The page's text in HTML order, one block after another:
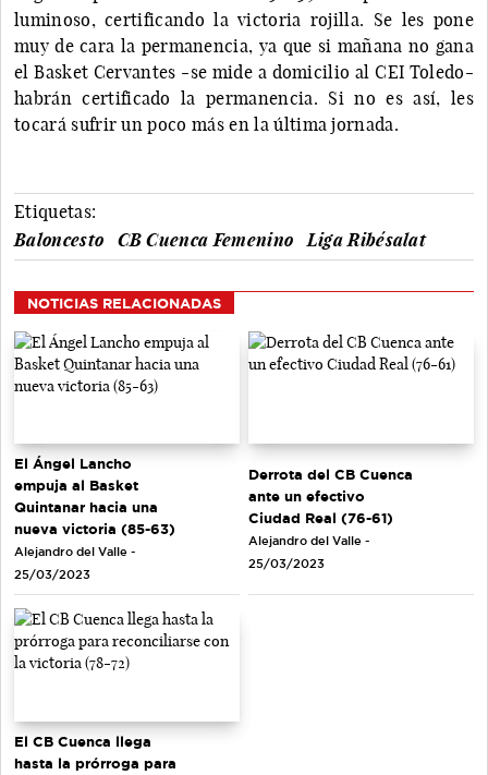
luminoso, certificando la victoria rojilla. Se les pone
muy de cara la permanencia, ya que si mañana no gana
el Basket Cervantes -se mide a domicilio al CEI Toledo-
habrán certificado la permanencia. Si no es así, les
tocará sufrir un poco más en la última jornada.
Etiquetas:
Baloncesto
CB Cuenca Femenino Liga Ribésalat
NOTICIAS RELACIONADAS
El Ángel Lancho
empuja al Basket
Quintanar hacia una
nueva victoria (85-63)
Alejandro del Valle -
25/03/2023
Derrota del CB Cuenca
ante un efectivo
Ciudad Real (76-61)
Alejandro del Valle -
25/03/2023
El CB Cuenca llega
hasta la prórroga para